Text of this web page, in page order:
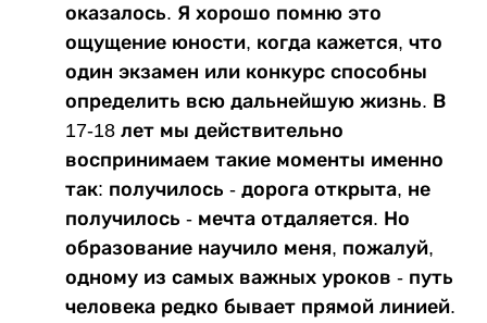
оказалось. Я хорошо помню это
ощущение юности, когда кажется, что
один экзамен или конкурс способны
определить всю дальнейшую жизнь. В
17-18 лет мы действительно
воспринимаем такие моменты именно
так: получилось - дорога открыта, не
получилось - мечта отдаляется. Но
образование научило меня, пожалуй,
одному из самых важных уроков - путь
человека редко бывает прямой линией.